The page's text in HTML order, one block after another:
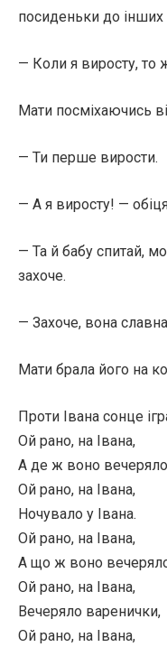
посиденьки до інших
— Коли я виросту, то
Мати посміхаючись
— Ти перше вирости.
— А я виросту! —
— Та й бабу спитай,
захоче.
— Захоче, вона
Мати брала його на
Проти Івана сонце
Ой рано, на Івана,
А де ж воно
Ой рано, на Івана,
Ночувало у Івана.
Ой рано, на Івана,
А що ж воно
Ой рано, на Івана,
Вечеряло варенички,
Ой рано, на Івана,